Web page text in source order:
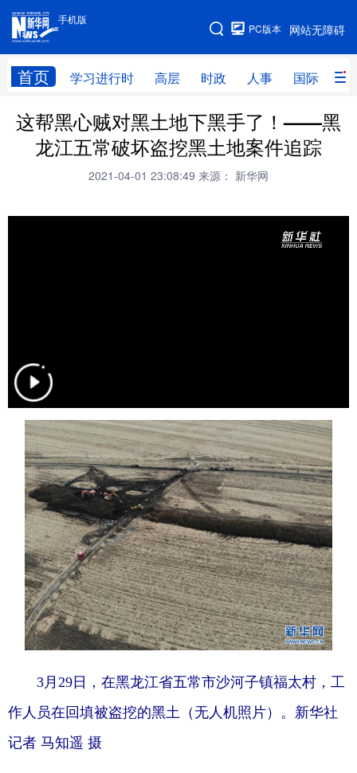
手机版
网站无障碍
PC版本
首页 学习进行时 高层 时政 人事 国际 财
手机版
网站地图
学习进行时 高层 时政 人事
国际 财经 网评 港澳
全球连线
科技 科创 量子 体育
学术中国
城市 旅游 能源 会展
彩票 娱乐 时尚 悦读
公益 一带一路 亚太网 上市公司
文化产业
地方频道
北京 天津 河北 山西
辽宁 吉林 上海 江苏
浙江 安徽 福建 江西
山东 河南 湖北 湖南
广东
这帮黑心贼对黑土地下黑手了！——黑
龙江五常破坏盗挖黑土地案件追踪
2021-04-01 23:08:49 来源： 新华网
3月29日，在黑龙江省五常市沙河子镇福太村，工
作人员在回填被盗挖的黑土（无人机照片）。新华社
记者 马知遥 摄